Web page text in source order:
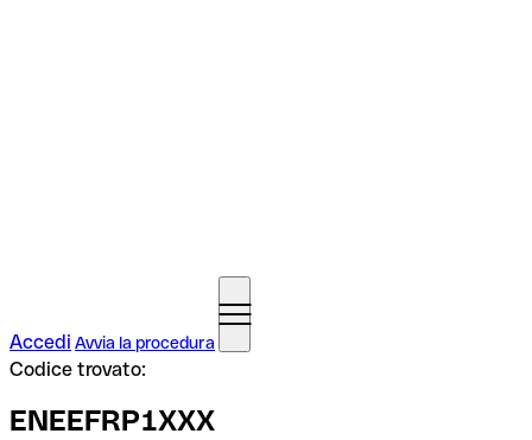
Accedi Avvia la procedura
Codice trovato:
ENEEFRP1XXX